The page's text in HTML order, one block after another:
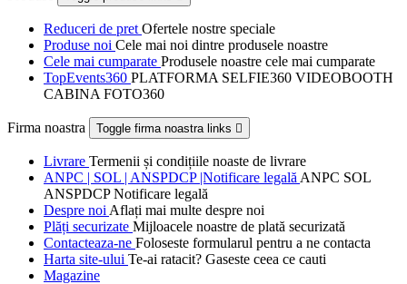
Reduceri de pret Ofertele nostre speciale
Produse noi Cele mai noi dintre produsele noastre
Cele mai cumparate Produsele noastre cele mai cumparate
TopEvents360 PLATFORMA SELFIE360 VIDEOBOOTH
CABINA FOTO360
Firma noastra Toggle firma noastra links 
Livrare Termenii și condițiile noaste de livrare
ANPC | SOL | ANSPDCP |Notificare legală ANPC SOL
ANSPDCP Notificare legală
Despre noi Aflați mai multe despre noi
Plăți securizate Mijloacele noastre de plată securizată
Contacteaza-ne Foloseste formularul pentru a ne contacta
Harta site-ului Te-ai ratacit? Gaseste ceea ce cauti
Magazine